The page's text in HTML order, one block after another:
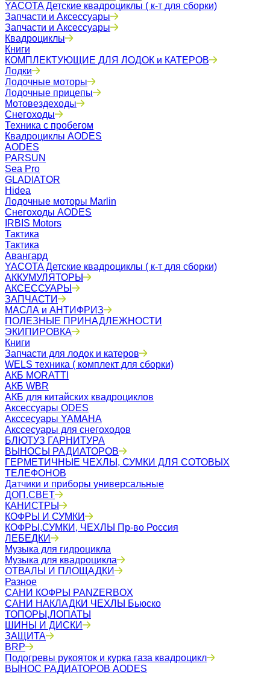
YACOTA Детские квадроциклы ( к-т для сборки)
Запчасти и Аксессуары
Запчасти и Аксессуары
Квадроциклы
Книги
КОМПЛЕКТУЮЩИЕ ДЛЯ ЛОДОК и КАТЕРОВ
Лодки
Лодочные моторы
Лодочные прицепы
Мотовездеходы
Снегоходы
Техника с пробегом
Квадроциклы AODES
AODES
PARSUN
Sea Pro
GLADIATOR
Hidea
Лодочные моторы Marlin
Снегоходы AODES
IRBIS Motors
Тактика
Тактика
Авангард
YACOTA Детские квадроциклы ( к-т для сборки)
АККУМУЛЯТОРЫ
АКСЕССУАРЫ
ЗАПЧАСТИ
МАСЛА и АНТИФРИЗ
ПОЛЕЗНЫЕ ПРИНАДЛЕЖНОСТИ
ЭКИПИРОВКА
Книги
Запчасти для лодок и катеров
WELS техника ( комплект для сборки)
АКБ MORATTI
АКБ WBR
АКБ для китайских квадроциклов
Аксессуары ODES
Акссесуары YAMAHA
Акссесуары для снегоходов
БЛЮТУЗ ГАРНИТУРА
ВЫНОСЫ РАДИАТОРОВ
ГЕРМЕТИЧНЫЕ ЧЕХЛЫ, СУМКИ ДЛЯ СОТОВЫХ
ТЕЛЕФОНОВ
Датчики и приборы универсальные
ДОП.СВЕТ
КАНИСТРЫ
КОФРЫ И СУМКИ
КОФРЫ,СУМКИ, ЧЕХЛЫ Пр-во Россия
ЛЕБЕДКИ
Музыка для гидроцикла
Музыка для квадроцикла
ОТВАЛЫ И ПЛОЩАДКИ
Разное
САНИ КОФРЫ PANZERBOX
САНИ НАКЛАДКИ ЧЕХЛЫ Бьюско
ТОПОРЫ,ЛОПАТЫ
ШИНЫ И ДИСКИ
ЗАЩИТА
BRP
Подогревы рукояток и курка газа квадроцикл
ВЫНОС РАДИАТОРОВ AODES